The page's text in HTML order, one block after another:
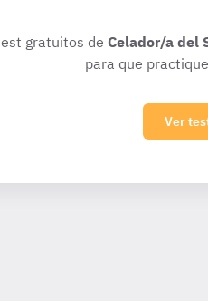
gratuitos de Celador/a del
para que
Ver